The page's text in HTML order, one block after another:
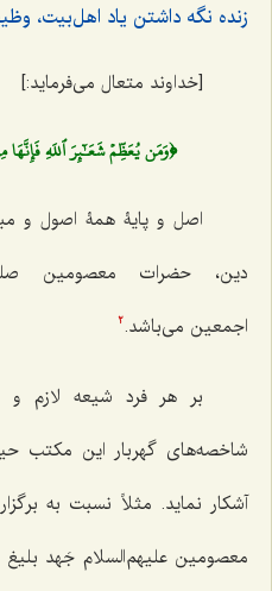
زنده نگه ‌داشتن یاد اهل‌بیت،
[خداوند متعال می‌فرماید:]
﴿وَمَن يُعَظِّمۡ شَعَـٰٓئِرَ ٱللَهِ
اصل و پایۀ همۀ اصول و
دین، حضرات معصومین
اجمعین می‌باشد.2
بر هر فرد شیعه لازم
شاخصه‌های گهربار این مکتب
آشکار نماید. مثلاً نسبت به
معصومین علیهم‌السلام جَهد